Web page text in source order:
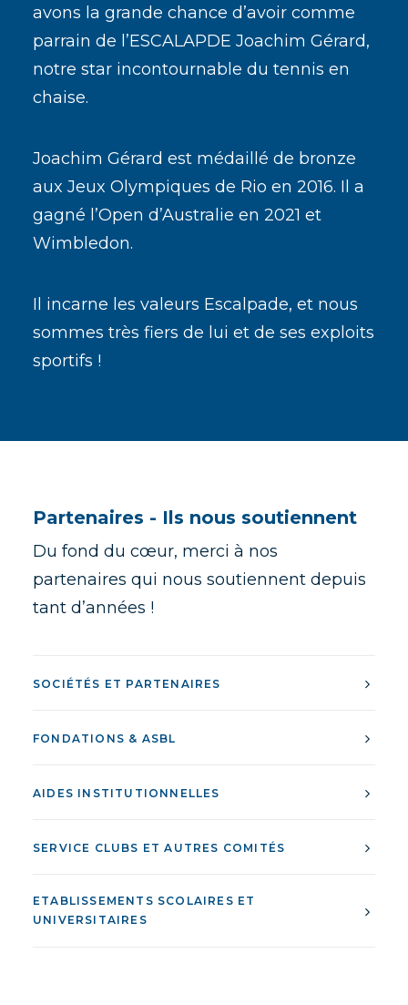
avons la grande chance d’avoir comme
parrain de l’ESCALAPDE Joachim Gérard,
notre star incontournable du tennis en
chaise.
Joachim Gérard est médaillé de bronze
aux Jeux Olympiques de Rio en 2016. Il a
gagné l’Open d’Australie en 2021 et
Wimbledon.
Il incarne les valeurs Escalpade, et nous
sommes très fiers de lui et de ses exploits
sportifs !
Partenaires - Ils nous soutiennent
Du fond du cœur, merci à nos
partenaires qui nous soutiennent depuis
tant d’années !
SOCIÉTÉS ET PARTENAIRES
FONDATIONS & ASBL
AIDES INSTITUTIONNELLES
SERVICE CLUBS ET AUTRES COMITÉS
ETABLISSEMENTS SCOLAIRES ET
UNIVERSITAIRES